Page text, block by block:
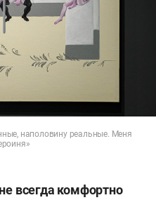
наполовину реальные. Меня
всегда комфортно